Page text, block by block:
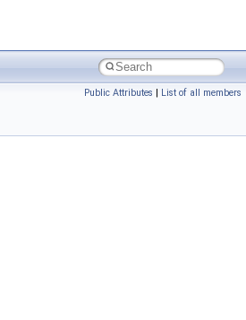
Public Attributes | List of all members